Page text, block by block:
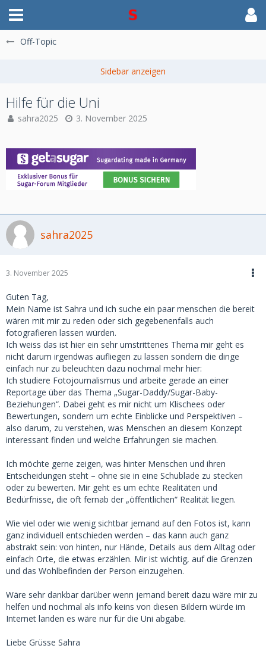
Off-Topic
Hilfe für die Uni
sahra2025 3. November 2025
sahra2025
3. November 2025
Guten Tag,
Mein Name ist Sahra und ich suche ein paar menschen die bereit
wären mit mir zu reden oder sich gegebenenfalls auch
fotografieren lassen würden.
Ich weiss das ist hier ein sehr umstrittenes Thema mir geht es
nicht darum irgendwas aufliegen zu lassen sondern die dinge
einfach nur zu beleuchten dazu nochmal mehr hier:
Ich studiere Fotojournalismus und arbeite gerade an einer
Reportage über das Thema „Sugar-Daddy/Sugar-Baby-
Beziehungen“. Dabei geht es mir nicht um Klischees oder
Bewertungen, sondern um echte Einblicke und Perspektiven –
also darum, zu verstehen, was Menschen an diesem Konzept
interessant finden und welche Erfahrungen sie machen.
Ich möchte gerne zeigen, was hinter Menschen und ihren
Entscheidungen steht – ohne sie in eine Schublade zu stecken
oder zu bewerten. Mir geht es um echte Realitäten und
Bedürfnisse, die oft fernab der „öffentlichen“ Realität liegen.
Wie viel oder wie wenig sichtbar jemand auf den Fotos ist, kann
ganz individuell entschieden werden – das kann auch ganz
abstrakt sein: von hinten, nur Hände, Details aus dem Alltag oder
einfach Orte, die etwas erzählen. Mir ist wichtig, auf die Grenzen
und das Wohlbefinden der Person einzugehen.
Wäre sehr dankbar darüber wenn jemand bereit dazu wäre mir zu
helfen und nochmal als info keins von diesen Bildern würde im
Internet landen es wäre nur für die Uni abgäbe.
Liebe Grüsse Sahra